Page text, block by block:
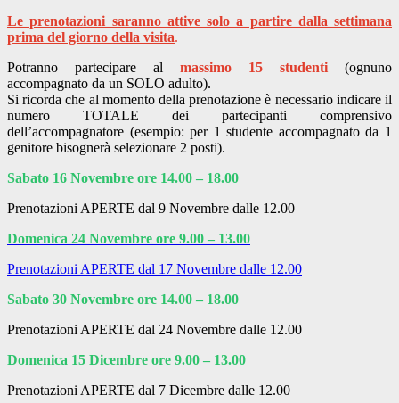
Le prenotazioni saranno attive solo a partire dalla settimana
prima del giorno della visita.
Potranno partecipare al massimo 15 studenti
(ognuno
accompagnato da un SOLO adulto).
Si ricorda che al momento della prenotazione è necessario indicare il
numero TOTALE dei partecipanti comprensivo
dell’accompagnatore (esempio: per 1 studente accompagnato da 1
genitore bisognerà selezionare 2 posti).
Sabato 16 Novembre ore 14.00 – 18.00
Prenotazioni APERTE dal 9 Novembre dalle 12.00
Domenica 24 Novembre ore 9.00 – 13.00
Prenotazioni APERTE dal 17 Novembre dalle 12.00
Sabato 30 Novembre ore 14.00 – 18.00
Prenotazioni APERTE dal 24 Novembre dalle 12.00
Domenica 15 Dicembre ore 9.00 – 13.00
Prenotazioni APERTE dal 7 Dicembre dalle 12.00